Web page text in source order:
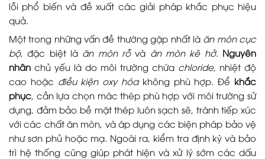
lỗi phổ biến và đề xuất các giải pháp khắc phục hiệu
quả.
Một trong những vấn đề thường gặp nhất là ăn mòn cục
bộ, đặc biệt là ăn mòn rỗvà ăn mòn kẽ hở. Nguyên
nhân chủ yếu là do môi trường chứa chloride, nhiệt độ
cao hoặc điều kiện oxy hóakhông phù hợp. Để khắc
phục , cần lựa chọn mác thép phù hợp với môi trường sử
dụng, đảm bảo bề mặt thép luôn sạch sẽ, tránh tiếp xúc
với các chất ăn mòn, và áp dụng các biện pháp bảo vệ
như sơn phủ hoặc mạ. Ngoài ra, kiểm tra định kỳ và bảo
trì hệ thống cũng giúp phát hiện và xử lý sớm các dấu